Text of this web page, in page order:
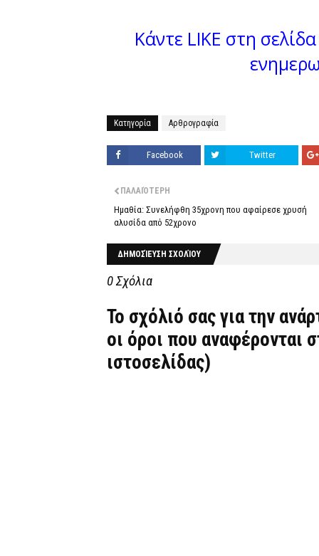
Κάντε LIKE στη
Κατηγορία Αρθρογραφία
Facebook Twitter
ΠΑΛΑΙΌΤΕΡΗ
Ημαθία: Συνελήφθη 35χρονη που αφαίρεσε χρυσή
αλυσίδα από 52χρονο
ΔΗΜΟΣΊΕΥΣΗ ΣΧΟΛΊΟΥ
0 Σχόλια
Το σχόλιό σας για την
οι όροι που αναφέρονται
ιστοσελίδας)